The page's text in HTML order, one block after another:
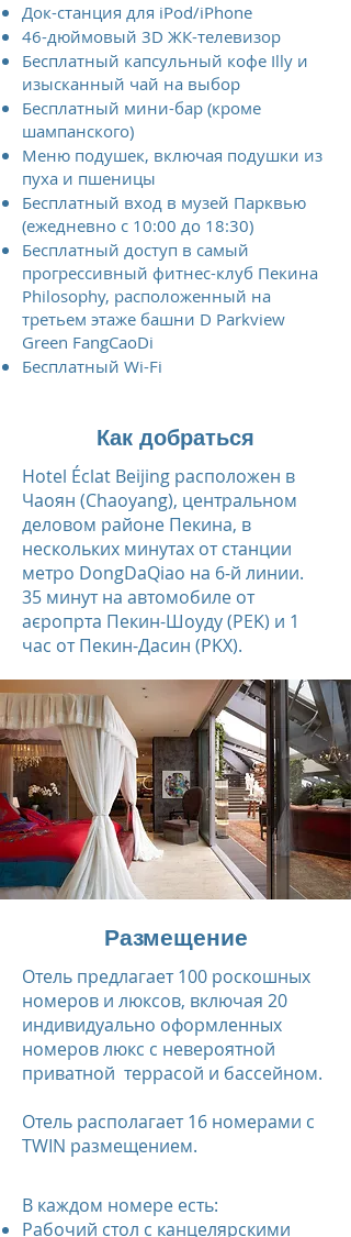
Док-станция для iPod/iPhone
46-дюймовый 3D ЖК-телевизор
Бесплатный капсульный кофе Illy и
изысканный чай на выбор
Бесплатный мини-бар (кроме
шампанского)
Меню подушек, включая подушки из
пуха и пшеницы
Бесплатный вход в музей Парквью
(ежедневно с 10:00 до 18:30)
Бесплатный доступ в самый
прогрессивный фитнес-клуб Пекина
Philosophy, расположенный на
третьем этаже башни D Parkview
Green FangCaoDi
Бесплатный Wi-Fi
Как добраться
Hotel Éclat Beijing расположен в
Чаоян (Chaoyang), центральном
деловом районе Пекина, в
нескольких минутах от станции
метро DongDaQiao на 6-й линии.
35 минут на автомобиле от
аєропрта Пекин-Шоуду (PEK) и 1
час от Пекин-Дасин (PKX).
Размещение
Отель предлагает 100 роскошных
номеров и люксов, включая 20
индивидуально оформленных
номеров люкс с невероятной
приватной террасой и бассейном.
Отель располагает 16 номерами с
TWIN размещением.
В каждом номере есть:
Рабочий стол с канцелярскими